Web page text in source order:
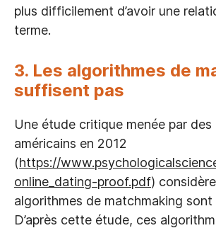
plus difficilement d’avoir une
terme.
3. Les algorithmes de
suffisent pas
Une étude critique menée par des
américains en 2012
(https://
online_dating-proof.pdf)
algorithmes de matchmaking sont
D’après cette étude, ces